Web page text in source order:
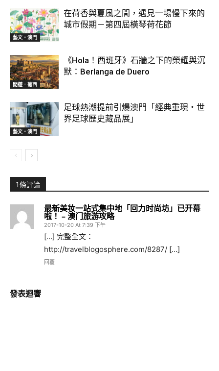
藝文‧澳門
在荷香與夏風之間，遇見一場慢下來的
城市假期－第四屆橫琴荷花節
閒遊．葡西
《Hola！西班牙》石牆之下的榮耀與沉
默：Berlanga de Duero
藝文‧澳門
足球熱潮提前引爆澳門「經典重現・世
界足球歷史藏品展」
1條評論
最新美妆一站式集中地「回力时尚坊」已开幕
啦！ – 澳门旅游攻略
2017-10-20 At 7:39 下午
[…] 完整全文：
http://travelblogosphere.com/8287/ […]
回覆
發表迴響